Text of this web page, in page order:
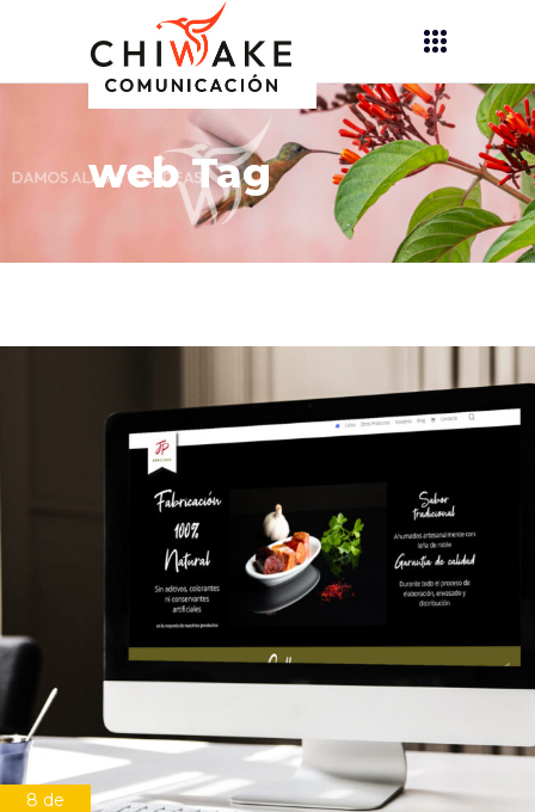
web Tag
8 de